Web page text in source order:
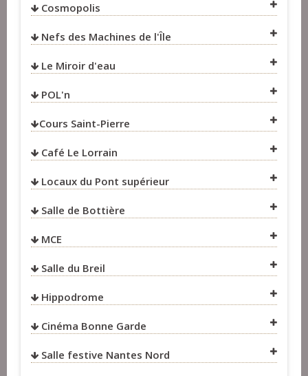
VOIR SUR LA CARTE
Cosmopolis
Nefs des Machines de l'Île
Le Miroir d'eau
POL'n
VOIR SUR LA CARTE
Cours Saint-Pierre
VOIR SUR LA CARTE
Café Le Lorrain
Locaux du Pont supérieur
VOIR SUR LA CARTE
Salle de Bottière
MCE
VOIR SUR LA CARTE
Salle du Breil
VOIR SUR LA CARTE
Hippodrome
VOIR SUR LA CARTE
Cinéma Bonne Garde
VOIR SUR LA CARTE
Salle festive Nantes Nord